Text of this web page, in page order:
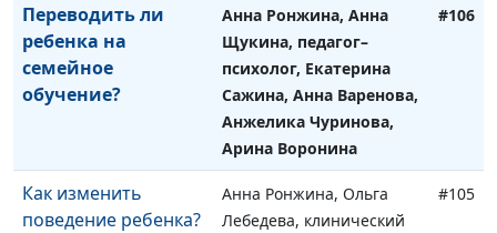
Переводить ли
ребенка на
семейное
обучение?
Анна Ронжина, Анна
Щукина, педагог–
психолог, Екатерина
Сажина, Анна Варенова,
Анжелика Чуринова,
Арина Воронина
#106
Как изменить
поведение ребенка?
Анна Ронжина, Ольга
Лебедева, клинический
#105